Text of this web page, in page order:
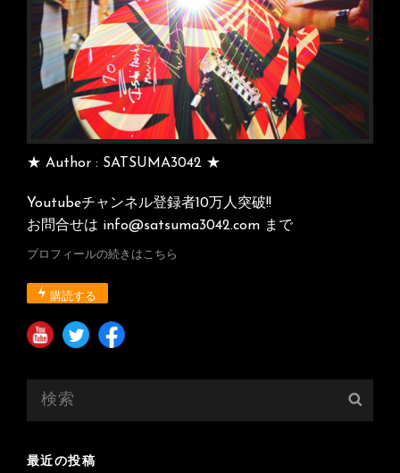
★ Author : SATSUMA3042 ★
Youtubeチャンネル登録者10万人突破!!
お問合せは info@satsuma3042.com まで
プロフィールの続きはこちら
購読する
最近の投稿